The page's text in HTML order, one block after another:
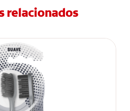
relacionados